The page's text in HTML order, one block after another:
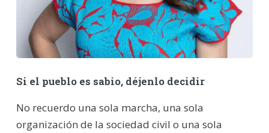
Si el pueblo es sabio, déjenlo decidir
No recuerdo una sola marcha, una sola
organización de la sociedad civil o una sola